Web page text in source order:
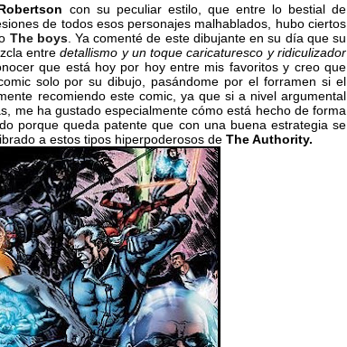
con su peculiar estilo, que entre lo bestial de
de todos esos personajes malhablados, hubo ciertos
The boys. Ya comenté de este dibujante en su día que su
entre detallismo y un toque caricaturesco y ridiculizador
que está hoy por hoy entre mis favoritos y creo que
solo por su dibujo, pasándome por el forramen si el
recomiendo este comic, ya que si a nivel argumental
me ha gustado especialmente cómo está hecho de forma
porque queda patente que con una buena estrategia se
a estos tipos hiperpoderosos de The Authority.